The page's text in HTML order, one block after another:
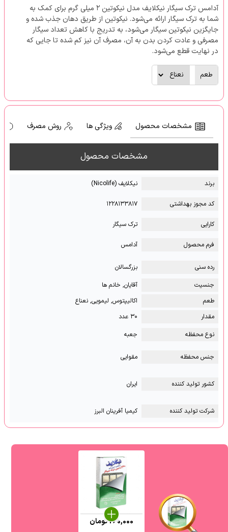
آدامس ترک سیگار نیکلایف مدل نیکوتین ۲ میلی گرم برای کمک به
شما به ترک سیگار ارائه می‌شود. نیکوتین از طریق دهان جذب شده و
جایگزین نیکوتین سیگار می‌شود، به تدریج با کاهش تعداد سیگار
مصرفی و عادت کردن بدن به آن، مصرف آن نیز کم شده تا جایی که
در نهایت قطع می‌شود.
طعم
مشخصات محصول ویژگی ها روش مصرف
مشخصات محصول
برند نیکلایف (Nicolife)
کد مجوز بهداشتی ۱۲۲۸۱۳۳۸۱۷
کارایی ترک سیگار
فرم محصول آدامس
رده سنی
بزرگسالان
جنسیت
آقایان, خانم ها
طعم
اکالیپتوس, لیمویی, نعناع
مقدار
۳۰ عدد
نوع محفظه
جعبه
جنس محفظه مقوایی
کشور تولید کننده ایران
شرکت تولید کننده کیمیا آفرینان البرز
260,000تومان